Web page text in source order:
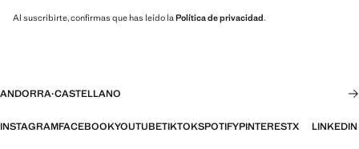
Al suscribirte, confirmas que has leído la Política de privacidad.
ANDORRA·CASTELLANO
INSTAGRAMFACEBOOKYOUTUBETIKTOKSPOTIFYPINTERESTX LINKEDIN